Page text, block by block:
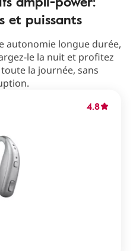
et puissants
autonomie longue durée,
le la nuit et profitez
la journée, sans
4.8